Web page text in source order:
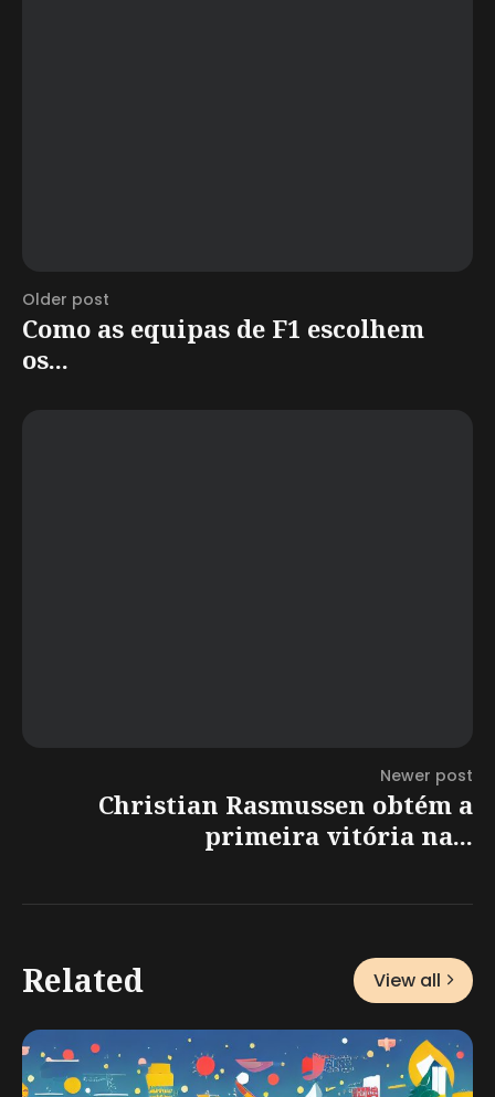
Older post
Como as equipas de F1 escolhem
os...
Newer post
Christian Rasmussen obtém a
primeira vitória na...
Related View all